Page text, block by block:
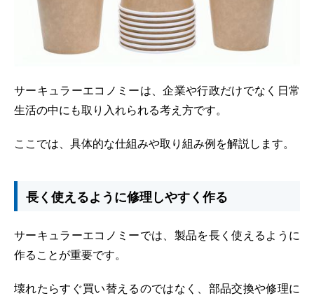
サーキュラーエコノミーは、企業や行政だけでなく日常
生活の中にも取り入れられる考え方です。
ここでは、具体的な仕組みや取り組み例を解説します。
長く使えるように修理しやすく作る
サーキュラーエコノミーでは、製品を長く使えるように
作ることが重要です。
壊れたらすぐ買い替えるのではなく、部品交換や修理に